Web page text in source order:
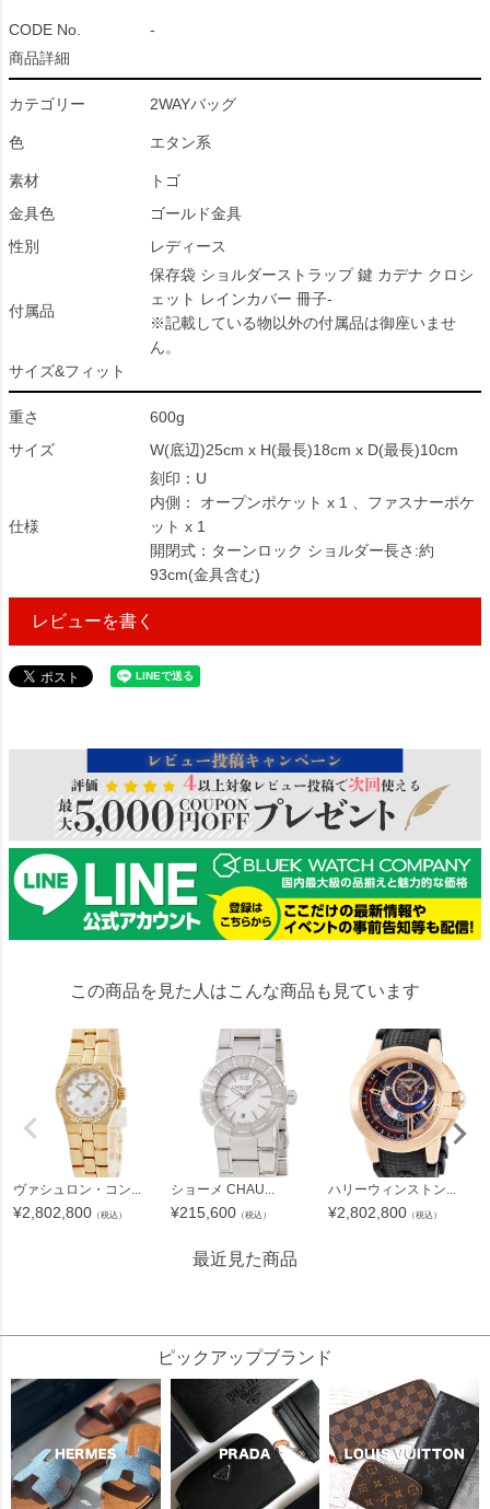
CODE No.
-
商品詳細
カテゴリー 2WAYバッグ
色 エタン系
素材
トゴ
金具色
ゴールド金具
性別
レディース
付属品
保存袋 ショルダーストラップ 鍵 カデナ クロシ
ェット レインカバー 冊子-
※記載している物以外の付属品は御座いませ
ん。
サイズ&フィット
重さ
600g
サイズ
W(底辺)25cm x H(最長)18cm x D(最長)10cm
仕様
刻印：U
内側： オープンポケット x 1 、ファスナーポケ
ット x 1
開閉式：ターンロック ショルダー長さ:約
93cm(金具含む)
レビューを書く
この商品を見た人はこんな商品も見ています
ヴァシュロン・コン...
¥2,802,800 （税込）
ショーメ CHAU...
¥215,600 （税込）
ハリーウィンストン...
¥2,802,800 （税込）
最近見た商品
ピックアップブランド